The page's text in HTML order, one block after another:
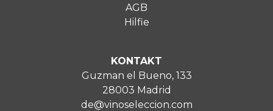
AGB
Hilfie
KONTAKT
Guzman el Bueno, 133
28003 Madrid
de@vinoseleccion.com